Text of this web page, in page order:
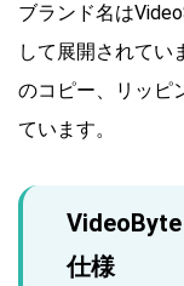
ブランド名は
して展開されてい
のコピー、リッピ
ています。
仕様